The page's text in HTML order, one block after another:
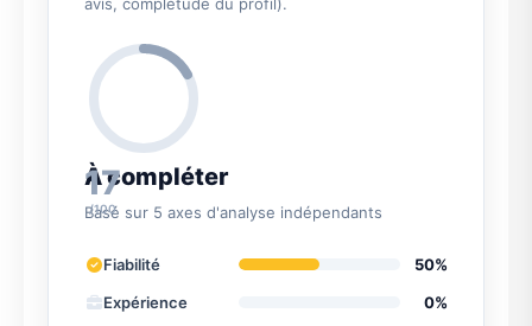
17
/100
À compléter
Basé sur 5 axes d'analyse indépendants
Fiabilité
50%
Expérience
0%